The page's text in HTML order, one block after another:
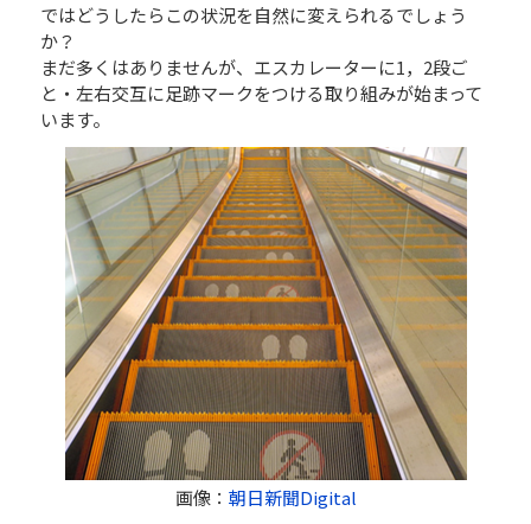
ではどうしたらこの状況を自然に変えられるでしょう
か？
まだ多くはありませんが、エスカレーターに1，2段ご
と・左右交互に足跡マークをつける取り組みが始まって
います。
画像： 朝日新聞Digital